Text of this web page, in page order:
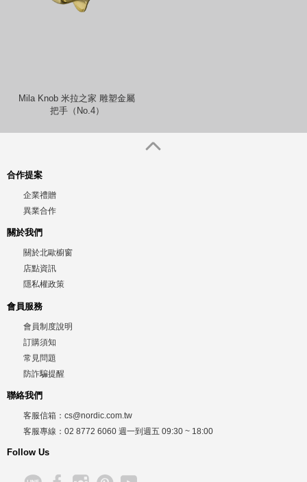
Mila Knob 米拉之家 雕塑金屬
把手（No.4）
合作提案
企業禮贈
異業合作
關於我們
關於北歐櫥窗
店點資訊
隱私權政策
會員服務
會員制度說明
訂購須知
常見問題
防詐騙提醒
聯絡我們
客服信箱： cs@nordic.com.tw
客服專線： 02 8772 6060 週一到週五 09:30 ~ 18:00
Follow Us